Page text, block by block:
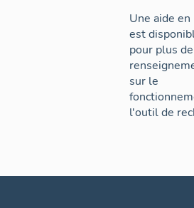
Une aide
est
pour plus de
sur le
l'outil de